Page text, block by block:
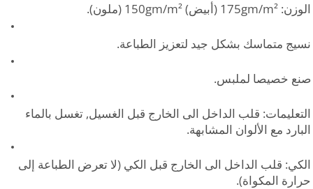
الوزن: 175gm/m² (أبيض) 150gm/m² (ملون).
نسيج متماسك بشكل جيد لتعزيز الطباعة.
صنع خصيصا لملبس.
التعليمات: قلب الداخل الى الخارج قبل الغسيل, تغسل بالماء
البارد مع الألوان المشابهة.
الكي: قلب الداخل الى الخارج قبل الكي (لا تعرض الطباعة إلى
حرارة المكواة).